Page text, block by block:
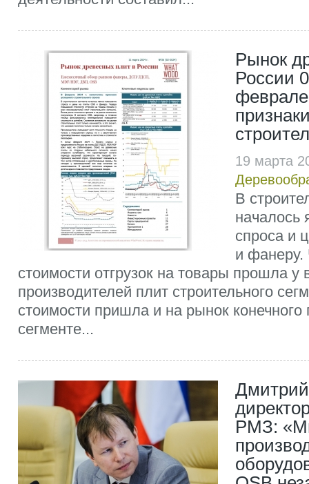
Рынок
России
19 марта
В
началось
спроса и
и
стоимости отгрузок на товары прошла у
производителей плит строительного
стоимости пришла и на рынок конечного
сегменте...
РМЗ: